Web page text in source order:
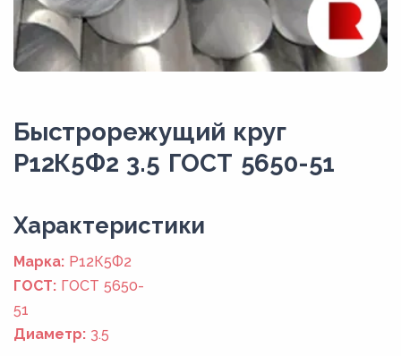
Быстрорежущий круг
Р12К5Ф2 3.5 ГОСТ 5650-51
Xарактеристики
Марка: Р12К5Ф2
ГОСТ: ГОСТ 5650-
51
Диаметр: 3.5